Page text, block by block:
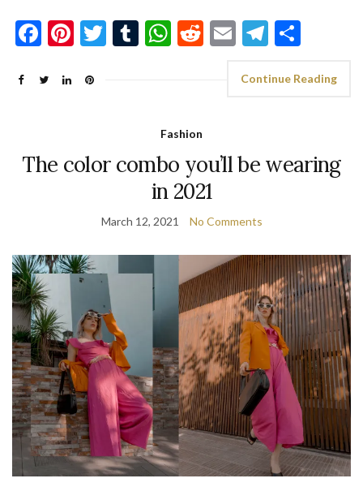
Facebook
Pinterest
Twitter
Tumblr
WhatsApp
Reddit
Email
Continue Reading
Fashion
The color combo you’ll be wearing
in 2021
March 12, 2021 No Comments